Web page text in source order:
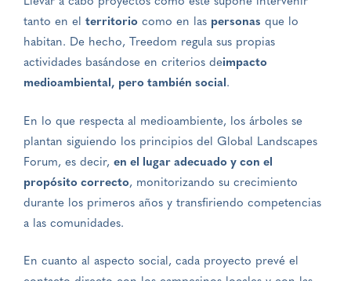
tanto en el territorio como en las personas que lo
habitan. De hecho, Treedom regula sus propias
actividades basándose en criterios deimpacto
medioambiental, pero también social.
En lo que respecta al medioambiente, los árboles se
plantan siguiendo los principios del Global Landscapes
Forum, es decir, en el lugar adecuado y con el
propósito correcto, monitorizando su crecimiento
durante los primeros años y transfiriendo competencias
a las comunidades.
En cuanto al aspecto social, cada proyecto prevé el